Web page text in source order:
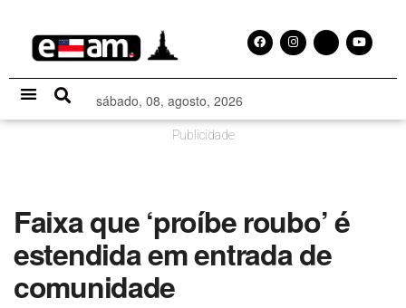
sábado, 08, agosto, 2026
Publicidade
Faixa que ‘proíbe roubo’ é
estendida em entrada de
comunidade